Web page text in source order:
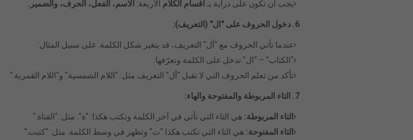
يجب أن تكون على دراية بـ أقسام الكلام الأربعة: الاسم، الفعل، الحرف، والضمير.
6. دخول الحروف على "ال" (التعريف):
عندما تأتي الحروف مع "أل" التعريف، قد يتغير شكل الكلمة. على سبيل المثال:
"الكتاب" – "ال" تدخل على الكلمة وتعرّفها.
تأكد من تعلم الحروف التي لا تقبل "أل" التعريف مثل: "اللام الشمسية" و"اللام القمرية."
7. التاء المربوطة والمفتوحة والهاء:
التاء المربوطة: هي التاء التي تأتي في آخر الكلمة وتكتب هكذا: "ة". مثل: "الفتاة."
التاء المفتوحة: هي التاء التي تكتب هكذا "ت" وتظهر في وسط الكلمة. مثل: "كتبت."